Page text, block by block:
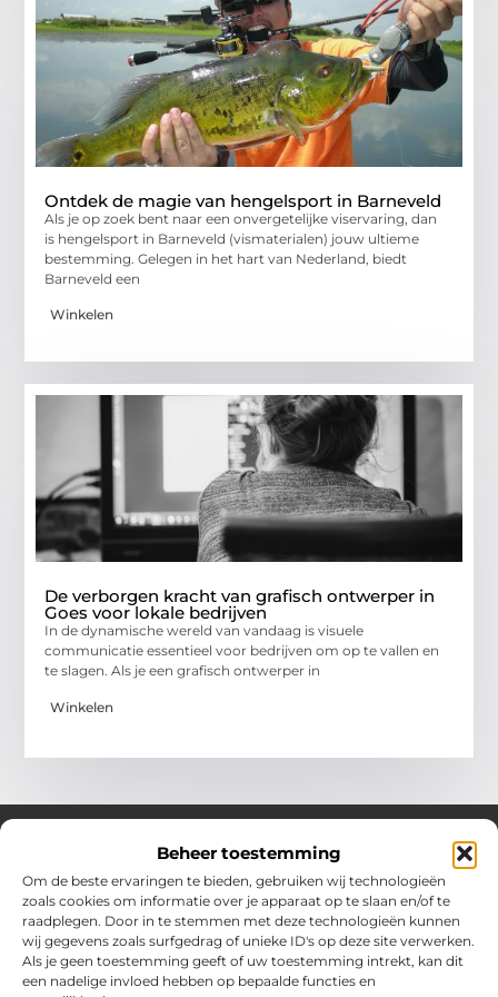
Beheer toestemming
Om de beste ervaringen te bieden, gebruiken wij technologieën
zoals cookies om informatie over je apparaat op te slaan en/of te
raadplegen. Door in te stemmen met deze technologieën kunnen
wij gegevens zoals surfgedrag of unieke ID's op deze site verwerken.
Als je geen toestemming geeft of uw toestemming intrekt, kan dit
een nadelige invloed hebben op bepaalde functies en
Ontdek de magie van hengelsport in Barneveld
Als je op zoek bent naar een onvergetelijke viservaring, dan
is hengelsport in Barneveld (vismaterialen) jouw ultieme
bestemming. Gelegen in het hart van Nederland, biedt
Barneveld een
Winkelen
De verborgen kracht van grafisch ontwerper in
Goes voor lokale bedrijven
In de dynamische wereld van vandaag is visuele
communicatie essentieel voor bedrijven om op te vallen en
te slagen. Als je een grafisch ontwerper in
Winkelen
Over Chobmak
Jouw gids voor inspiratie en tips uit het dagelijks leven.
Ontdek een brede verzameling blogs en artikelen die je helpen
om het meeste uit elke dag te halen, met praktische adviezen
en verrassende inzichten.